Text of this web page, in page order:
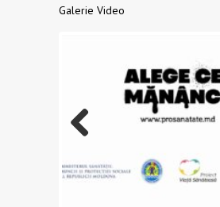
Galerie Video
us